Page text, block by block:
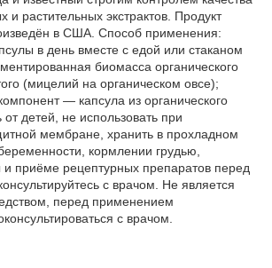
и растительных экстрактов. Продукт
в США. Способ применения:
в день вместе с едой или стаканом
биомасса органического
(мицелий на органическом овсе);
— капсула из органического
детей, не использовать при
мембране, хранить в прохладном
кормлении грудью,
и приёме рецептурных препаратов перед
с врачом. Не является
перед применением
с врачом.